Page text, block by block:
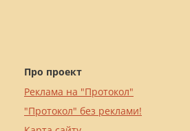
Про проект
Реклама на "Протокол"
"Протокол" без реклами!